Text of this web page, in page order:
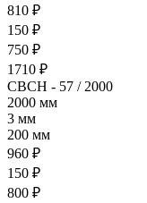
810 ₽
150 ₽
750 ₽
1710 ₽
СВСН - 57 / 2000
2000 мм
3 мм
200 мм
960 ₽
150 ₽
800 ₽